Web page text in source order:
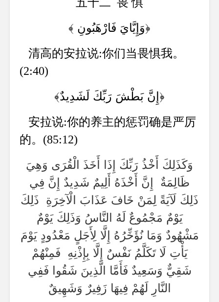
﴾ وَإِيَّايَ فَارْهَبُونِ﴿
清高的安拉说:你们当畏惧我。
(2:40)
﴾إِنَّ بَطْشَ رَبِّكَ لَشَدِيدٌ ﴿
安拉说:你的养主的惩罚确是严厉
的。(85:12)
وَكَذَلِكَ أَخْذُ رَبِّكَ إِذَا أَخَذَ الْقُرَى وَهِيَ
ظَالِمَةٌ إِنَّ أَخْذَهُ أَلِيمٌ شَدِيدٌ إِنَّ فِي
ذَلِكَ لَآيَةً لِمَنْ خَافَ عَذَابَ الْآخِرَةِ ذَلِكَ
يَوْمٌ مَجْمُوعٌ لَهُ النَّاسُ وَذَلِكَ يَوْمٌ
مَشْهُودٌ وَمَا نُؤَخِّرُهُ إِلَّا لِأَجَلٍ مَعْدُودٍ يَوْمَ
يَأْتِ لَا تَكَلَّمُ نَفْسٌ إِلَّا بِإِذْنِهِ فَمِنْهُمْ
شَقِيٌّ وَسَعِيدٌ فَأَمَّا الَّذِينَ شَقُوا فَفِي
النَّارِ لَهُمْ فِيهَا زَفِيرٌ وَشَهِيقٌ